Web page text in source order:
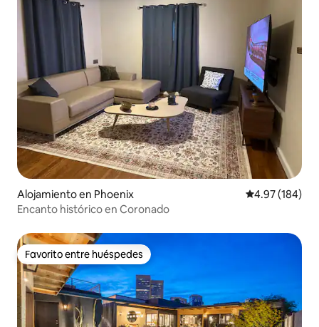
Alojamiento en Phoenix Calificación
4.97 (184)
Encanto histórico en Coronado
Favorito entre huéspedes
Favorito entre huéspedes